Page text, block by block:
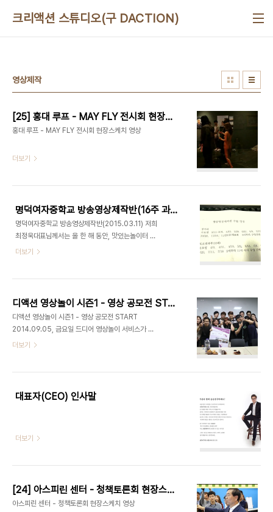
크리액션 스튜디오(구 DACTION)
영상제작
[25] 홍대 루프 - MAY FLY 전시회 현장스케치 영상
홍대 루프 - MAY FLY 전시회 현장스케치 영상
더보기
명덕여자중학교 방송영상제작반(16주 과정) - 오리엔테이션(2015.03.11)
명덕여자중학교 방송영상제작반(2015.03.11) 저희
최정욱대표님께서는 올 한 해 동안, 맛있는놀이터 근
처에 위치한 명덕여자중학교 방송영상제작반 수업을
호했습니다.(^^) 명덕여자중학교 방송영상제작반 수
업일정 입니다. 실습실 안에는 최정욱 대표님의 강의
를 듣고자 특별히 선발된 1,2,3학년 21명의 학생들
이 골고루 앉아 있었습니다. 동아리 학생들이 본인들
이 제작한 영상을 즐겁게 보고있습니다. 디액션스쿨
ceo@deliciousaction.com
더보기
디액션 영상놀이 시즌1 - 영상 공모전 START
디액션 영상놀이 시즌1 - 영상 공모전 START
2014.09.05, 금요일 드디어 영상놀이 서비스가 시
작되었습니다. 디액션 영상 코칭 명단[호서직업전문
환, 임우준 (고2) 이번 디액션 영상놀이 시즌1 의 주
제는 영상 공모전 뽀개기입니다.참가자들은 영상공
션 최정욱 대표님의 영상놀이 서비스 오리엔테이션
다.가장 먼저 최정욱 대표님께서 영상놀이 서비스의
더보기
대표자(CEO) 인사말
더보기
[24] 아스피린 센터 - 청책토론회 현장스케치 영상
아스피린 센터 - 청책토론회 현장스케치 영상